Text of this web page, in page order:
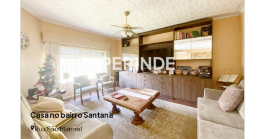
Casa no bairro Santana
Rua São Manoel